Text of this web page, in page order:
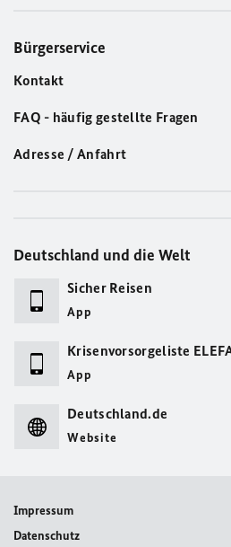
Bürgerservice
Kontakt
FAQ - häufig gestellte Fragen
Adresse / Anfahrt
Deutschland und die Welt
Sicher Reisen
App
Krisenvorsorgeliste
App
Deutschland.de
Website
Impressum
Datenschutz